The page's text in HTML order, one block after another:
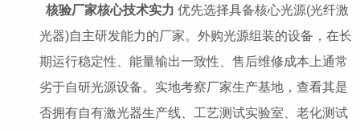
核验厂家核心技术实力 优先选择具备核心光源(光纤激
光器)自主研发能力的厂家。外购光源组装的设备，在长
期运行稳定性、能量输出一致性、售后维修成本上通常
劣于自研光源设备。实地考察厂家生产基地，查看其是
否拥有自有激光器生产线、工艺测试实验室、老化测试